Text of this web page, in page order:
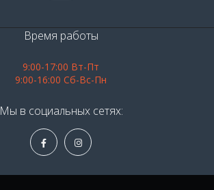
Время работы
9:00-17:00 Вт-Пт
9:00-16:00 Сб-Вс-Пн
Мы в социальных сетях: